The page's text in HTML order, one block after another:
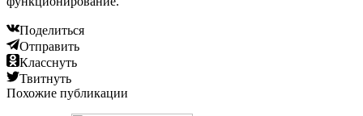
Поделиться
Отправить
Класснуть
Твитнуть
Похожие публикации